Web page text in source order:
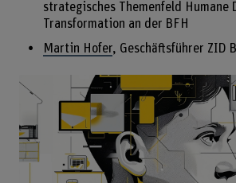
strategisches Themenfeld Humane
Transformation an der BFH
Martin Hofer, Geschäftsführer ZID